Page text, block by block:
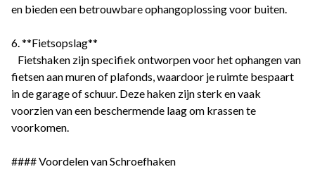
en bieden een betrouwbare ophangoplossing voor buiten.
6. **Fietsopslag**
Fietshaken zijn specifiek ontworpen voor het ophangen van
fietsen aan muren of plafonds, waardoor je ruimte bespaart
in de garage of schuur. Deze haken zijn sterk en vaak
voorzien van een beschermende laag om krassen te
voorkomen.
#### Voordelen van Schroefhaken